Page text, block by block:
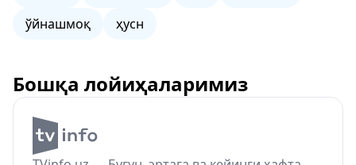
ўйнашмоқ
ҳусн
Бошқа лойиҳаларимиз